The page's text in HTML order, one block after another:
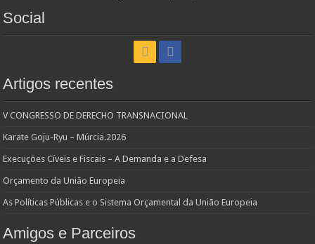
Social
Artigos recentes
V CONGRESSO DE DERECHO TRANSNACIONAL
Karate Goju-Ryu – Múrcia.2026
Execuções Cíveis e Fiscais – A Demanda e a Defesa
Orçamento da União Europeia
As Políticas Públicas e o Sistema Orçamental da União Europeia
Amigos e Parceiros